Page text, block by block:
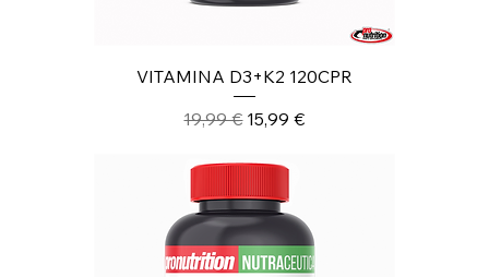
VITAMINA D3+K2 120CPR
Prezzo regolare
19,99 € Prezzo scontato
15,99 €